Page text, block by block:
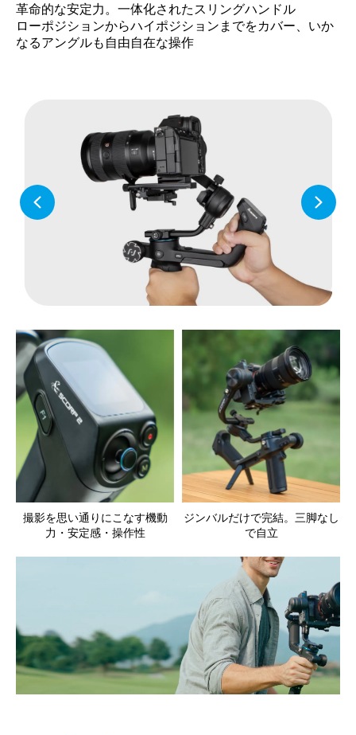
革命的な安定力。一体化されたスリングハンドル
ローポジションからハイポジションまでをカバー、いか
なるアングルも自由自在な操作
撮影を思い通りにこなす機動
力・安定感・操作性
ジンバルだけで完結。三脚なし
で自立